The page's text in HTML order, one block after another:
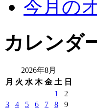
今月の
カレンダ
2026年8月
月 火 水 木 金 土 日
1
2
3
4 5 6 7 8
9